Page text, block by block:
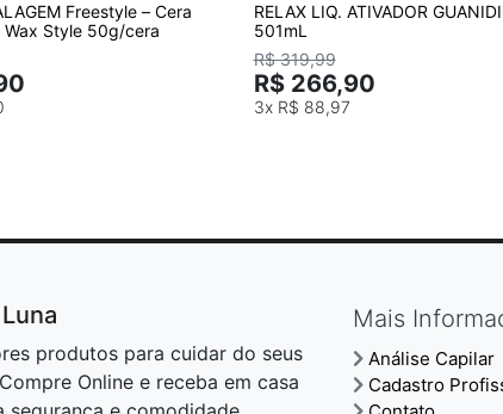
Freestyle – Cera
Wax Style 50g/cera
RELAX LIQ. ATIVADOR
501mL
R$ 319,99
R$ 266,90
3x R$ 88,97
Mais
Análise Capilar
Cadastro
produtos para cuidar do seus
Online e receba em casa